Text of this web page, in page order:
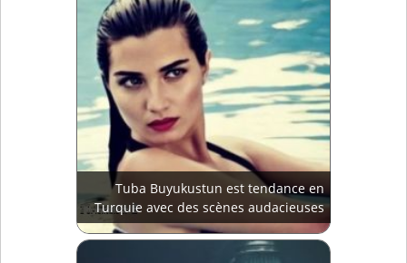
Tuba Buyukustun est tendance en
Turquie avec des scènes audacieuses